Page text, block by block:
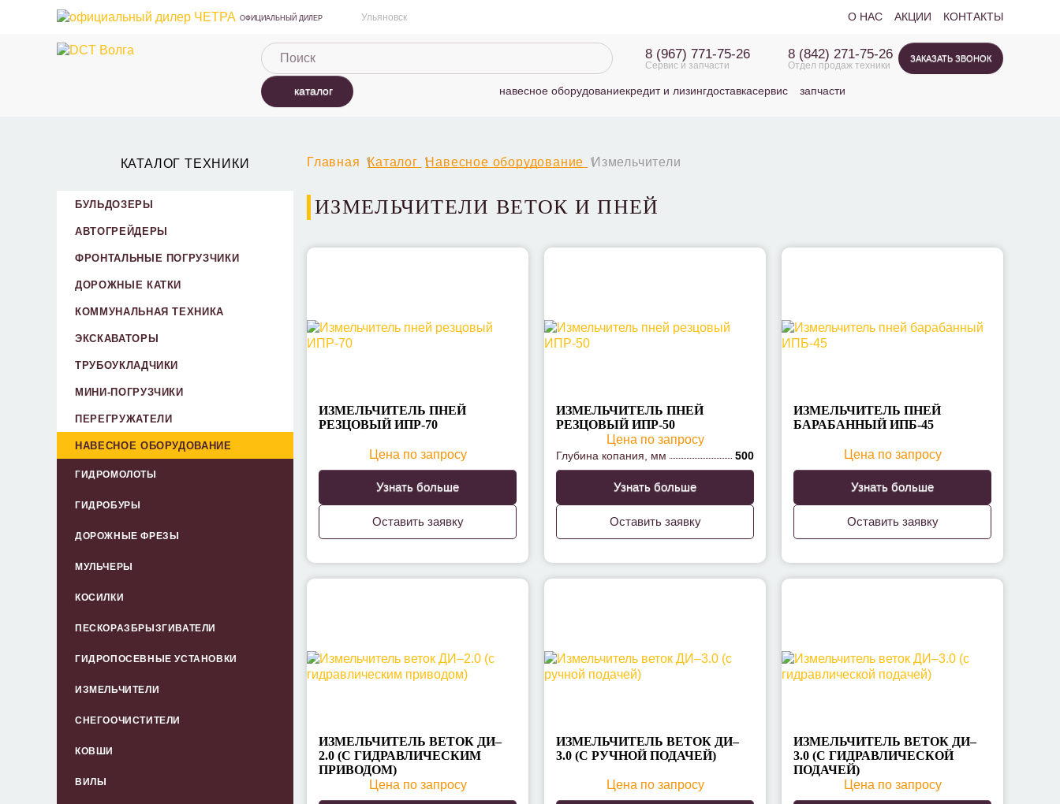
ОФИЦИАЛЬНЫЙ ДИЛЕР Ульяновск О НАС АКЦИИ КОНТАКТЫ
8 (967) 771-75-26
Сервис и запчасти
8 (842) 271-75-26
Отдел продаж техники
ЗАКАЗАТЬ ЗВОНОК
каталог навесное оборудованиекредит и лизингдоставкасервис запчасти
КАТАЛОГ ТЕХНИКИ
БУЛЬДОЗЕРЫ
АВТОГРЕЙДЕРЫ
ФРОНТАЛЬНЫЕ ПОГРУЗЧИКИ
ДОРОЖНЫЕ КАТКИ
КОММУНАЛЬНАЯ ТЕХНИКА
ЭКСКАВАТОРЫ
ТРУБОУКЛАДЧИКИ
МИНИ-ПОГРУЗЧИКИ
ПЕРЕГРУЖАТЕЛИ
НАВЕСНОЕ ОБОРУДОВАНИЕ
ГИДРОМОЛОТЫ
ГИДРОБУРЫ
ДОРОЖНЫЕ ФРЕЗЫ
МУЛЬЧЕРЫ
КОСИЛКИ
ПЕСКОРАЗБРЫЗГИВАТЕЛИ
ГИДРОПОСЕВНЫЕ УСТАНОВКИ
ИЗМЕЛЬЧИТЕЛИ
СНЕГООЧИСТИТЕЛИ
КОВШИ
ВИЛЫ
Главная Каталог Навесное оборудование Измельчители
ИЗМЕЛЬЧИТЕЛИ ВЕТОК И ПНЕЙ
ИЗМЕЛЬЧИТЕЛЬ ПНЕЙ
РЕЗЦОВЫЙ ИПР-70
Цена по запросу
Узнать больше
Оставить заявку
ИЗМЕЛЬЧИТЕЛЬ ПНЕЙ
РЕЗЦОВЫЙ ИПР-50
Цена по запросу
Глубина копания, мм 500
Узнать больше
Оставить заявку
ИЗМЕЛЬЧИТЕЛЬ ПНЕЙ
БАРАБАННЫЙ ИПБ-45
Цена по запросу
Узнать больше
Оставить заявку
ИЗМЕЛЬЧИТЕЛЬ ВЕТОК ДИ–
2.0 (С ГИДРАВЛИЧЕСКИМ
ПРИВОДОМ)
Цена по запросу
ИЗМЕЛЬЧИТЕЛЬ ВЕТОК ДИ–
3.0 (С РУЧНОЙ ПОДАЧЕЙ)
Цена по запросу
ИЗМЕЛЬЧИТЕЛЬ ВЕТОК ДИ–
3.0 (С ГИДРАВЛИЧЕСКОЙ
ПОДАЧЕЙ)
Цена по запросу